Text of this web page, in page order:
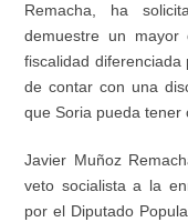
Remacha
ha
demuestre un mayor
fiscalidad diferenciada
de contar con una
que Soria pueda tener
Javier Muñoz
veto socialista a la en
por el Diputado